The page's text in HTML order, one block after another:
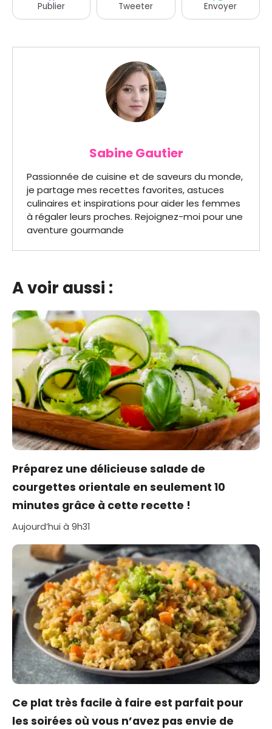
Publier Tweeter Envoyer
Sabine Gautier
Passionnée de cuisine et de saveurs du monde,
je partage mes recettes favorites, astuces
culinaires et inspirations pour aider les femmes
à régaler leurs proches. Rejoignez-moi pour une
aventure gourmande
A voir aussi :
Préparez une délicieuse salade de
courgettes orientale en seulement 10
minutes grâce à cette recette !
Aujourd’hui à 9h31
Ce plat très facile à faire est parfait pour
les soirées où vous n’avez pas envie de